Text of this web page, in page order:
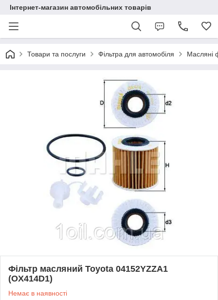
Інтернет-магазин автомобільних товарів
Товари та послуги Фільтра для автомобіля Масляні
Фільтр масляний Toyota 04152YZZA1
(OX414D1)
Немає в наявності